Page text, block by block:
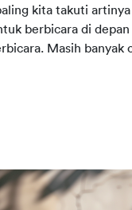
kita takuti
berbicara di
Masih banyak